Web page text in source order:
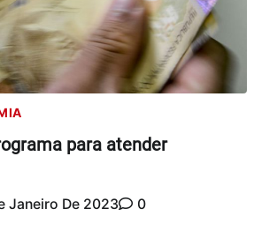
para atender
Janeiro De 2023 0